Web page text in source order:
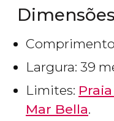
Dimensões
Largura: 39
Limites:
Mar Bella.